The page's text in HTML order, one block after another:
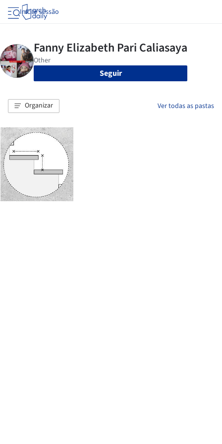
Iniciar sessão
Seguir
Organizar Ver todas as pastas